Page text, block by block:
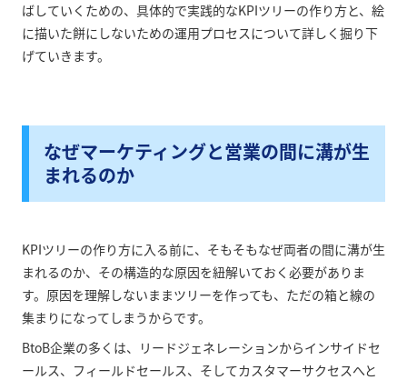
ばしていくための、具体的で実践的なKPIツリーの作り方と、絵
に描いた餅にしないための運用プロセスについて詳しく掘り下
げていきます。
なぜマーケティングと営業の間に溝が生
まれるのか
KPIツリーの作り方に入る前に、そもそもなぜ両者の間に溝が生
まれるのか、その構造的な原因を紐解いておく必要がありま
す。原因を理解しないままツリーを作っても、ただの箱と線の
集まりになってしまうからです。
BtoB企業の多くは、リードジェネレーションからインサイドセ
ールス、フィールドセールス、そしてカスタマーサクセスへと